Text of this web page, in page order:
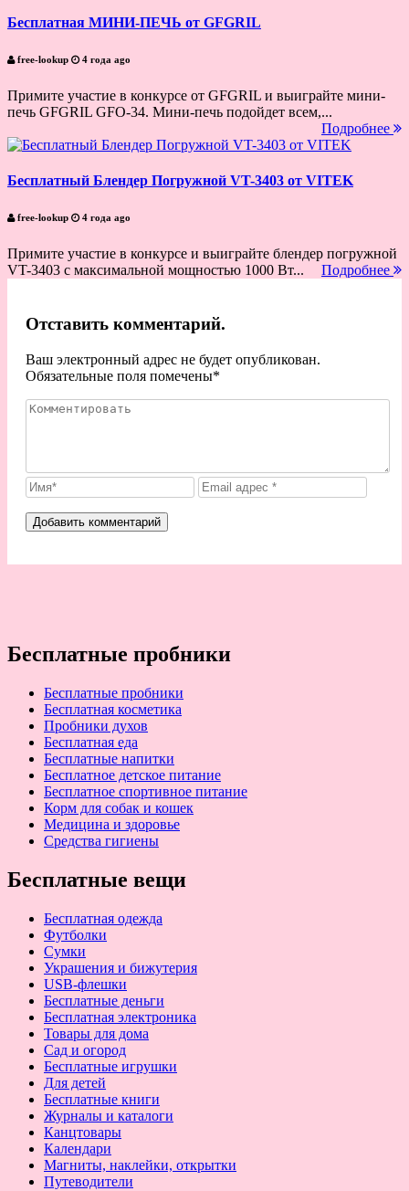
Бесплатная МИНИ-ПЕЧЬ от GFGRIL
free-lookup 4 года ago
Примите участие в конкурсе от GFGRIL и выиграйте мини-
печь GFGRIL GFO-34. Мини-печь подойдет всем,...
Подробнее
Бесплатный Блендер Погружной VT-3403 от VITEK
free-lookup 4 года ago
Примите участие в конкурсе и выиграйте блендер погружной
VT-3403 с максимальной мощностью 1000 Вт...
Подробнее
Отставить комментарий.
Ваш электронный адрес не будет опубликован.
Обязательные поля помечены*
Бесплатные пробники
Бесплатные пробники
Бесплатная косметика
Пробники духов
Бесплатная еда
Бесплатные напитки
Бесплатное детское питание
Бесплатное спортивное питание
Корм для собак и кошек
Медицина и здоровье
Средства гигиены
Бесплатные вещи
Бесплатная одежда
Футболки
Сумки
Украшения и бижутерия
USB-флешки
Бесплатные деньги
Бесплатная электроника
Товары для дома
Сад и огород
Бесплатные игрушки
Для детей
Бесплатные книги
Журналы и каталоги
Канцтовары
Календари
Магниты, наклейки, открытки
Путеводители